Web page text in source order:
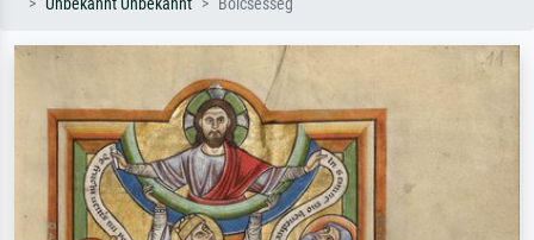
Keressen művész, műcím vagy stílus
szerint – pl. Monet, Csillagos éj,
impresszionizmus, Hokusai-hullám,
akt.
Írja le a jelenetet – pl. zöld rét, sok
egy fa mellett.
Unbekannt Unbekannt
Bölcsesség